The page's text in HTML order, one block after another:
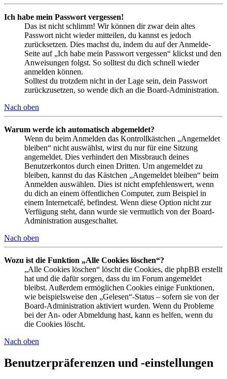
Ich habe mein Passwort vergessen!
Das ist nicht schlimm! Wir können dir zwar dein altes
Passwort nicht wieder mitteilen, du kannst es jedoch
zurücksetzen. Dies machst du, indem du auf der Anmelde-
Seite auf „Ich habe mein Passwort vergessen“ klickst und den
Anweisungen folgst. So solltest du dich schnell wieder
anmelden können.
Solltest du trotzdem nicht in der Lage sein, dein Passwort
zurückzusetzen, so wende dich an die Board-Administration.
Nach oben
Warum werde ich automatisch abgemeldet?
Wenn du beim Anmelden das Kontrollkästchen „Angemeldet
bleiben“ nicht auswählst, wirst du nur für eine Sitzung
angemeldet. Dies verhindert den Missbrauch deines
Benutzerkontos durch einen Dritten. Um angemeldet zu
bleiben, kannst du das Kästchen „Angemeldet bleiben“ beim
Anmelden auswählen. Dies ist nicht empfehlenswert, wenn
du dich an einem öffentlichen Computer, zum Beispiel in
einem Internetcafé, befindest. Wenn diese Option nicht zur
Verfügung steht, dann wurde sie vermutlich von der Board-
Administration ausgeschaltet.
Nach oben
Wozu ist die Funktion „Alle Cookies löschen“?
„Alle Cookies löschen“ löscht die Cookies, die phpBB erstellt
hat und die dafür sorgen, dass du im Forum angemeldet
bleibst. Außerdem ermöglichen Cookies einige Funktionen,
wie beispielsweise den „Gelesen“-Status – sofern sie von der
Board-Administration aktiviert wurden. Wenn du Probleme
bei der An- oder Abmeldung hast, kann es helfen, wenn du
die Cookies löscht.
Nach oben
Benutzerpräferenzen und -einstellungen